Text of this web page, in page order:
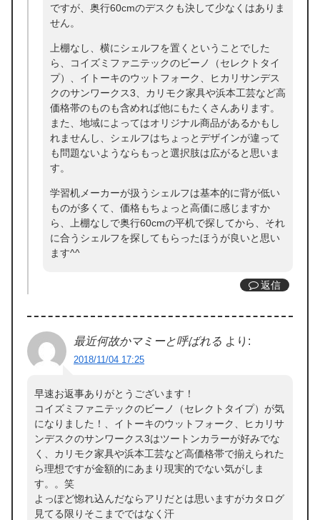
ですが、奥行60cmのデスクも決して少なくはありま
せん。
上棚なし、横にシェルフを置くということでした
ら、コイズミファニテックのビーノ（セレクトタイ
プ）、イトーキのウットフォーク、ヒカリサンデス
クのサンワークス3、カリモク家具や浜本工芸など高
価格帯のものも含めれば他にもたくさんあります。
また、地域によってはオリジナル商品があるかもし
れませんし、シェルフはちょっとデザインが違って
も問題ないようならもっと選択肢は広がると思いま
す。
学習机メーカーが扱うシェルフは基本的に背が低い
ものが多くて、価格もちょっと高価に感じますか
ら、上棚なしで奥行60cmの平机で探してから、それ
に合うシェルフを探してもらったほうが良いと思い
ます^^
返信
最近何故かマミーと呼ばれる より:
2018/11/04 17:25
早速お返事ありがとうございます！
コイズミファニテックのビーノ（セレクトタイプ）が気
になりました！、イトーキのウットフォーク、ヒカリサ
ンデスクのサンワークス3はツートンカラーが好みでな
く、カリモク家具や浜本工芸など高価格帯で揃えられた
ら理想ですが金額的にあまり現実的でない気がしま
す。。笑
よっぽど惚れ込んだならアリだとは思いますがカタログ
見てる限りそこまでではなく汗